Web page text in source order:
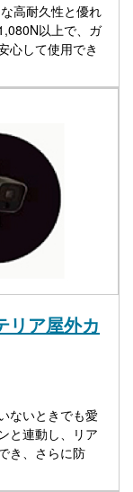
高耐久性と優れ
以上で、ガ
心して使用でき
リア屋外カ
ないときでも愛
と連動し、リア
き、さらに防